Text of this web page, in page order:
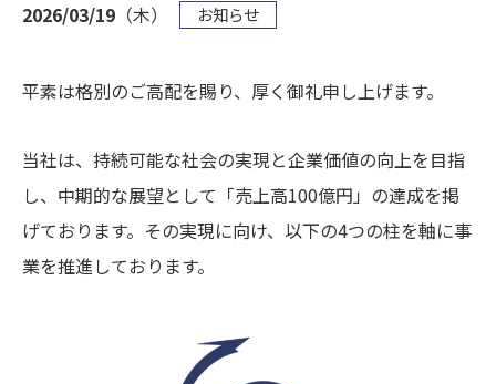
2026/03/19 （木） お知らせ
平素は格別のご高配を賜り、厚く御礼申し上げます。
当社は、持続可能な社会の実現と企業価値の向上を目指
し、中期的な展望として「売上高100億円」の達成を掲
げております。その実現に向け、以下の4つの柱を軸に事
業を推進しております。